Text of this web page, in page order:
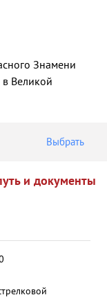
Знамени
Великой
Выбрать
и документы